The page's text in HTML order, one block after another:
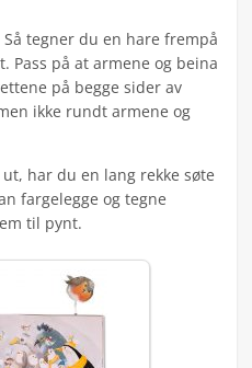
tegner du en hare frempå
Pass på at armene og beina
på begge sider av
ikke rundt armene og
har du en lang rekke søte
fargelegge og tegne
til pynt.